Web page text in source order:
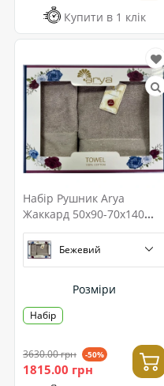
Купити в 1 клік
Набір Рушник Arya
Жаккард 50x90-70x140
Sena
Бежевий
Розміри
Набір
3630.00 грн -50%
1815.00 грн